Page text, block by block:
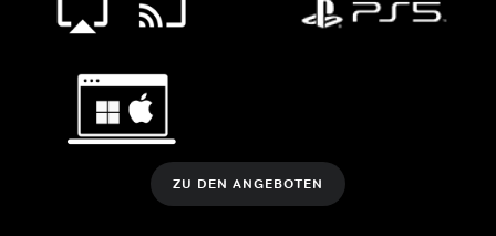
ZU DEN ANGEBOTEN